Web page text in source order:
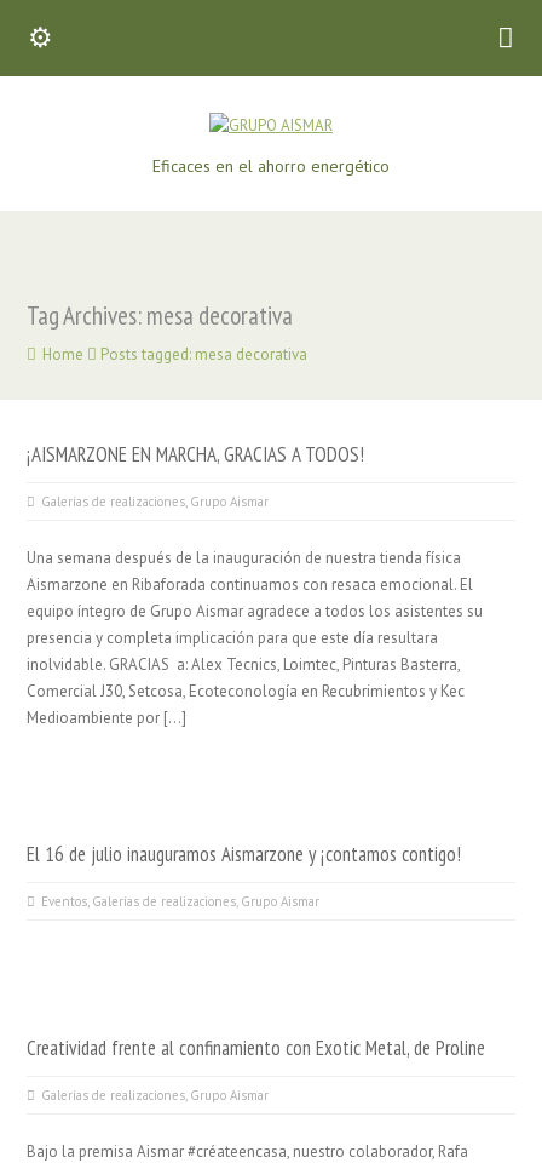
Eficaces en el ahorro energético
Tag Archives: mesa decorativa
Home Posts tagged: mesa decorativa
¡AISMARZONE EN MARCHA, GRACIAS A TODOS!
Galerías de realizaciones, Grupo Aismar
Una semana después de la inauguración de nuestra tienda física
Aismarzone en Ribaforada continuamos con resaca emocional. El
equipo íntegro de Grupo Aismar agradece a todos los asistentes su
presencia y completa implicación para que este día resultara
inolvidable. GRACIAS a: Alex Tecnics, Loimtec, Pinturas Basterra,
Comercial J30, Setcosa, Ecoteconología en Recubrimientos y Kec
Medioambiente por […]
El 16 de julio inauguramos Aismarzone y ¡contamos contigo!
Eventos, Galerías de realizaciones, Grupo Aismar
Creatividad frente al confinamiento con Exotic Metal, de Proline
Galerías de realizaciones, Grupo Aismar
Bajo la premisa Aismar #créateencasa, nuestro colaborador, Rafa